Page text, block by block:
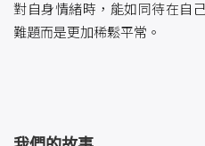
對自身情緒時，能如同待在自
難題而是更加稀鬆平常。